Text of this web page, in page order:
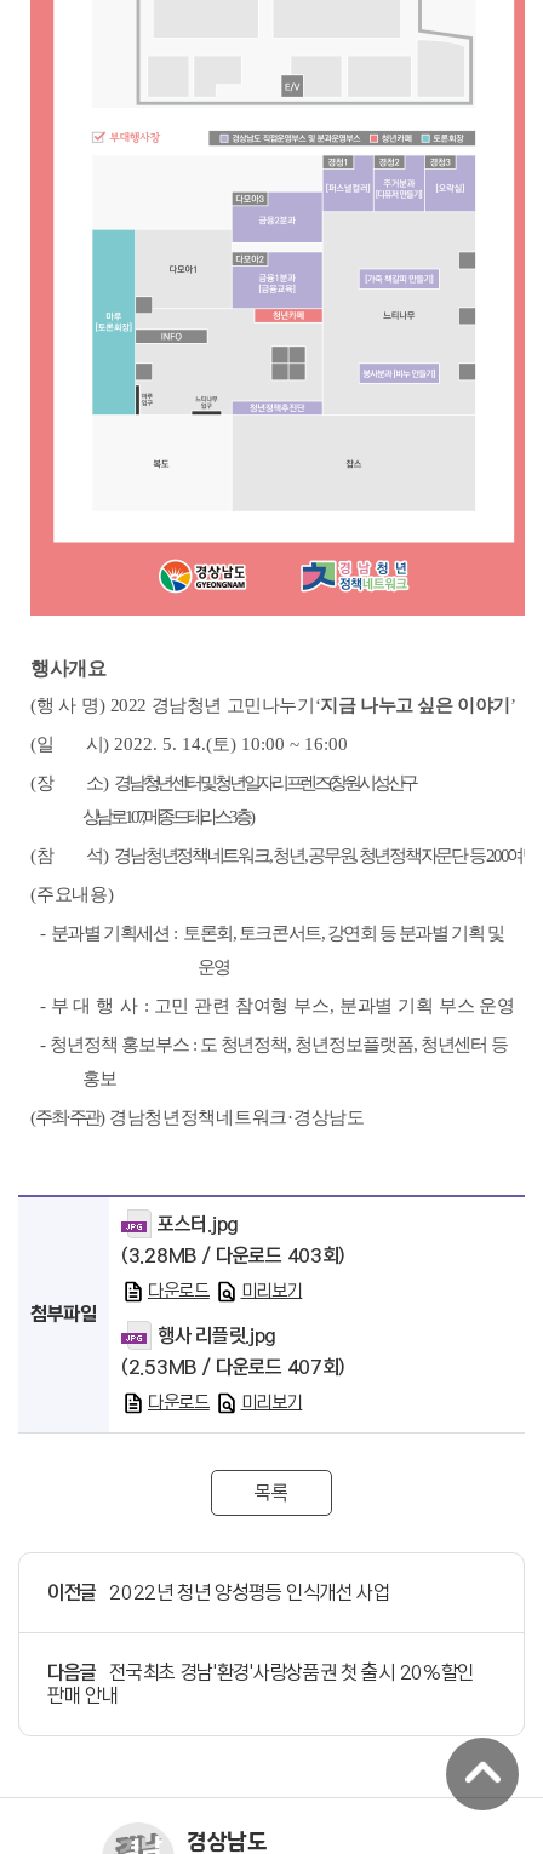
행사개요
(행 사 명) 2022 경남청년 고민나누기 ‘지금 나누고 싶은 이야기 ’
(일 시) 2022. 5. 14.(토) 10:00 ~ 16:00
(장 소) 경남청년센터 및 청년일자리프렌즈(창원시 성산구
상남로107,메종드테라스3층)
(참 석) 경남청년정책네트워크,청년,공무원,청년정책자문단 등200여명
(주요내용)
- 분과별 기획세션 : 토론회 , 토크콘서트,강연회 등 분과별 기획 및
운영
- 부 대 행 사 : 고민 관련 참여형 부스, 분과별 기획 부스 운영
- 청년정책 홍보부스 : 도 청년정책, 청년정보플랫폼, 청년센터 등
홍보
(주최·주관) 경남청년정책네트워크·경상남도
첨부파일
포스터.jpg
(3.28MB / 다운로드 403회)
다운로드 미리보기
행사 리플릿.jpg
(2.53MB / 다운로드 407회)
다운로드 미리보기
목록
이전글 2022년 청년 양성평등 인식개선 사업
다음글
전국최초 경남'환경'사랑상품권 첫 출시 20%할인
판매 안내
경상남도